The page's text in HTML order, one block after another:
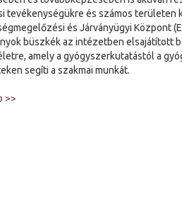
tevékenységükre és számos területen
és Járványügyi Központ
büszkék az intézetben elsajátított
amely a gyógyszerkutatástól a
segíti a szakmai munkát.
>>